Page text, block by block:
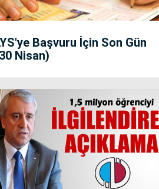
Başvuru İçin Son Gün
Nisan)